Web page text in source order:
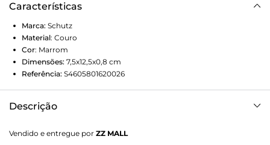
Características
Marca: Schutz
Material: Couro
Cor: Marrom
Dimensões: 7,5x12,5x0,8 cm
Referência: S4605801620026
Descrição
melhor ainda quando itens práticos do nosso dia a dia
Vendido e entregue por ZZ MALL